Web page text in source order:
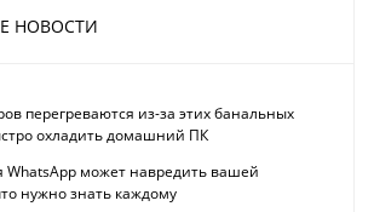
НОВОСТИ
перегреваются из-за этих банальных
охладить домашний ПК
WhatsApp может навредить вашей
нужно знать каждому